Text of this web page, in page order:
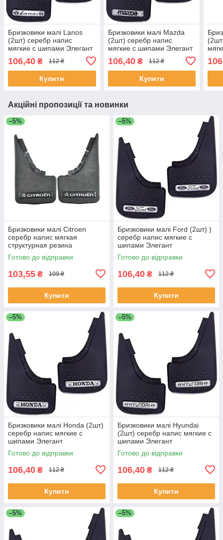
Бризковики малі Lanos
(2шт) серебр напис
мягкие с шипами Элегант
106,40 ₴ 112 ₴
Купити
Бризковики малі Mazda
(2шт) серебр напис
мягкие с шипами Элегант
106,40₴ 112 ₴
Купити
Акційні пропозиції та новинки
–5%
Бризковики малі Citroen
серебр напис мягкая
структурная резина
MudFlaps(2шт)
Готово до відправки
103,55 ₴ 109 ₴
Купити
–5%
Бризковики малі Ford (2шт) )
серебр напис мягкие с
шипами Элегант
Готово до відправки
106,40 ₴ 112 ₴
Купити
–5%
Бризковики малі Honda (2шт)
серебр напис мягкие с
шипами Элегант
Готово до відправки
106,40 ₴ 112 ₴
Купити
–5%
Бризковики малі Hyundai
(2шт) серебр напис мягкие с
шипами Элегант
Готово до відправки
106,40 ₴ 112 ₴
Купити
–5% –5%